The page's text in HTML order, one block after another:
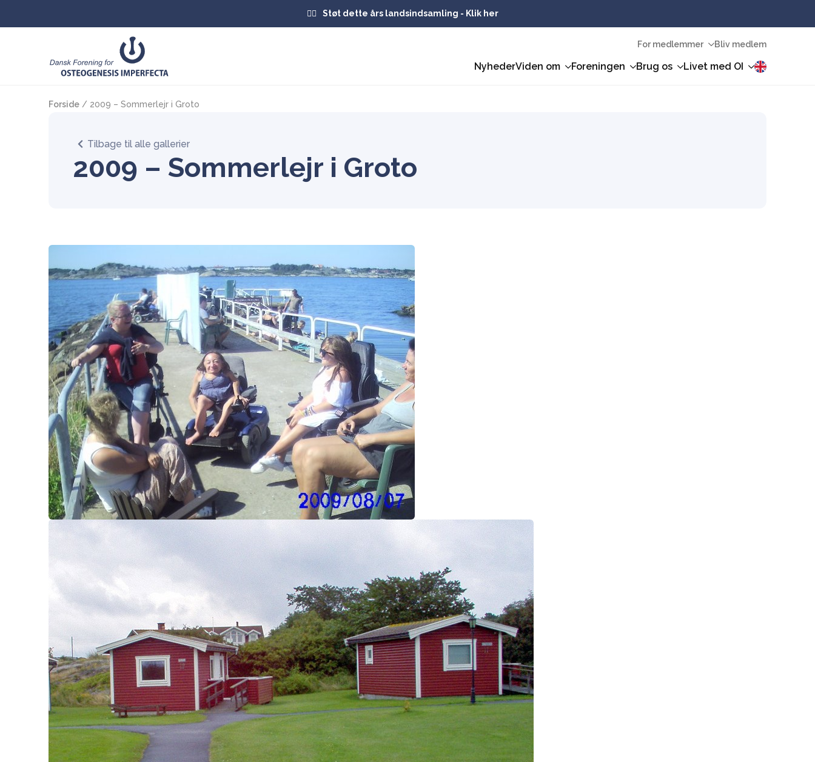
Støt dette års landsindsamling - Klik her
For medlemmer Bliv medlem
NyhederViden om Foreningen Brug os Livet med OI
Forside / 2009 – Sommerlejr i Groto
Tilbage til alle gallerier
2009 – Sommerlejr i Groto